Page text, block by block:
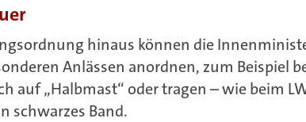
hinaus können die
Anlässen anordnen, zum Beispiel
auf „Halbmast“ oder tragen – wie beim
schwarzes Band.